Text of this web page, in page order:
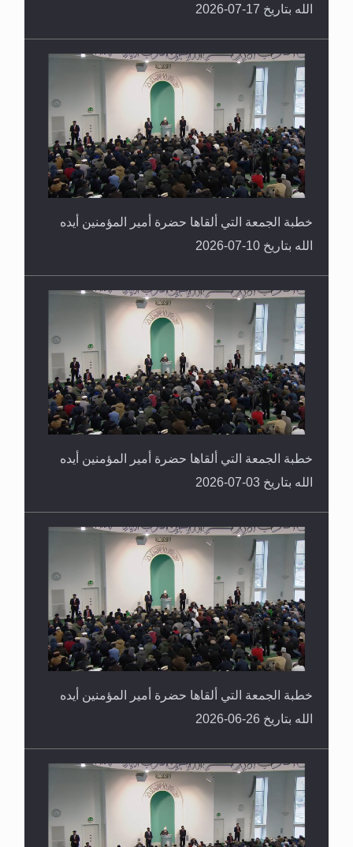
الله بتاريخ 17-07-2026
خطبة الجمعة التي ألقاها حضرة أمير المؤمنين أيده
الله بتاريخ 10-07-2026
خطبة الجمعة التي ألقاها حضرة أمير المؤمنين أيده
الله بتاريخ 03-07-2026
خطبة الجمعة التي ألقاها حضرة أمير المؤمنين أيده
الله بتاريخ 26-06-2026